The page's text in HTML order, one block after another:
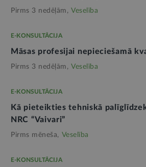
Pirms 3 nedēļām, Veselība
E-KONSULTĀCIJA
Māsas profesijai nepieciešamā
Pirms 3 nedēļām, Veselība
E-KONSULTĀCIJA
Kā pieteikties tehniskā
NRC “Vaivari”
Pirms mēneša, Veselība
E-KONSULTĀCIJA